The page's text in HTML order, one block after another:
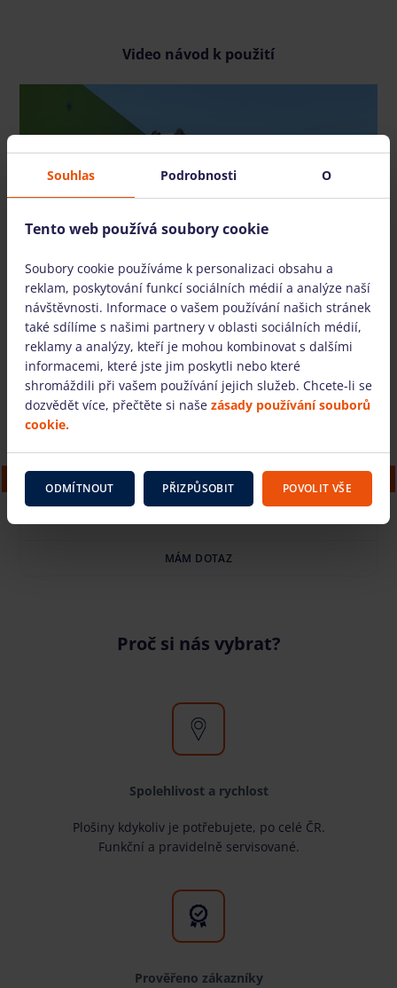
Video návod k použití
ZHLÉDNOUT VIDEO
Také nabízíme
Elektrické kloubové Genie Z33/18 (12 m)
MÁM DOTAZ
Proč si nás vybrat?
Spolehlivost a rychlost
Plošiny kdykoliv je potřebujete, po celé ČR.
Funkční a pravidelně servisované.
Prověřeno zákazníky
Souhlas Podrobnosti O
Tento web používá soubory cookie
Soubory cookie používáme k personalizaci obsahu a
reklam, poskytování funkcí sociálních médií a analýze naší
návštěvnosti. Informace o vašem používání našich stránek
také sdílíme s našimi partnery v oblasti sociálních médií,
reklamy a analýzy, kteří je mohou kombinovat s dalšími
informacemi, které jste jim poskytli nebo které
shromáždili při vašem používání jejich služeb. Chcete-li se
dozvědět více, přečtěte si naše zásady používání souborů
cookie.
ODMÍTNOUT PŘIZPŮSOBIT POVOLIT VŠE